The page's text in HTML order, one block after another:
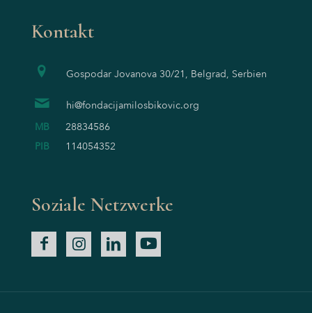
Kontakt
Gospodar Jovanova 30/21, Belgrad, Serbien
hi@fondacijamilosbikovic.org
MB
28834586
PIB
114054352
Soziale Netzwerke